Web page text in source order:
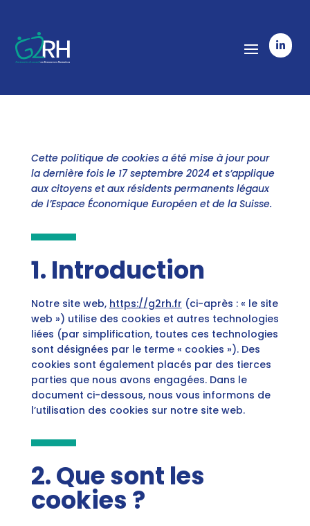

Cette politique de cookies a été mise à jour pour
la dernière fois le 17 septembre 2024 et s’applique
aux citoyens et aux résidents permanents légaux
de l’Espace Économique Européen et de la Suisse.
1. Introduction
Notre site web, https://g2rh.fr (ci-après : « le site
web ») utilise des cookies et autres technologies
liées (par simplification, toutes ces technologies
sont désignées par le terme « cookies »). Des
cookies sont également placés par des tierces
parties que nous avons engagées. Dans le
document ci-dessous, nous vous informons de
l’utilisation des cookies sur notre site web.
2. Que sont les
cookies ?